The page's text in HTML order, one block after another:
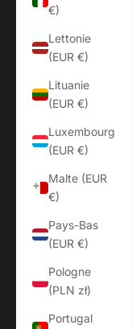
€)
Lettonie
(EUR €)
Lituanie
(EUR €)
Luxembourg
(EUR €)
Malte (EUR
€)
Pays-Bas
(EUR €)
Pologne
(PLN zł)
Portugal